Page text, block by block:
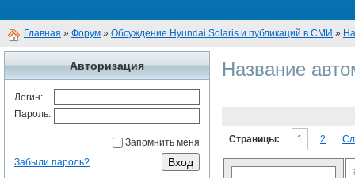
Главная » Форум » Обсуждение Hyundai Solaris и публикаций в СМИ »
Авторизация
Логин:
Пароль:
Запомнить меня
Забыли пароль?
Название
Страницы: 1 2